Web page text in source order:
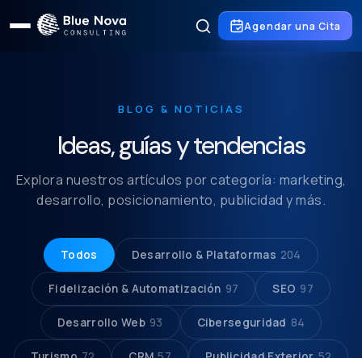
Agendar una Cita
BLOG & NOTICIAS
Ideas, guías y tendencias
Explora nuestros artículos por categoría: marketing,
desarrollo, posicionamiento, publicidad y más.
Todos Desarrollo & Plataformas 204
Fidelización & Automatización 97 SEO 97
Desarrollo Web 93 Ciberseguridad 84